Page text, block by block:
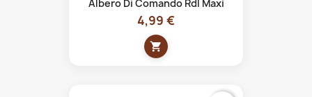
Albero Di Comando Rdl Maxi
4,99 €
shopping_cart